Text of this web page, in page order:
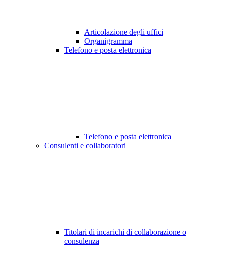
Articolazione degli uffici
Organigramma
Telefono e posta elettronica
Telefono e posta elettronica
Consulenti e collaboratori
Titolari di incarichi di collaborazione o
consulenza